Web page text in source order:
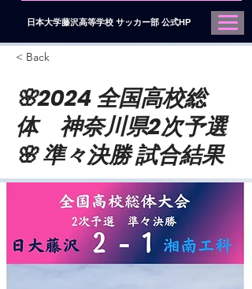
日本大学藤沢高等学校 サッカー部 公式HP
< Back
🌸2024 全国高校総
体 神奈川県2次予選
🌸 準々決勝 試合結果